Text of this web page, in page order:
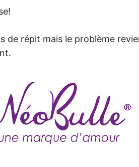
de répit mais le problème